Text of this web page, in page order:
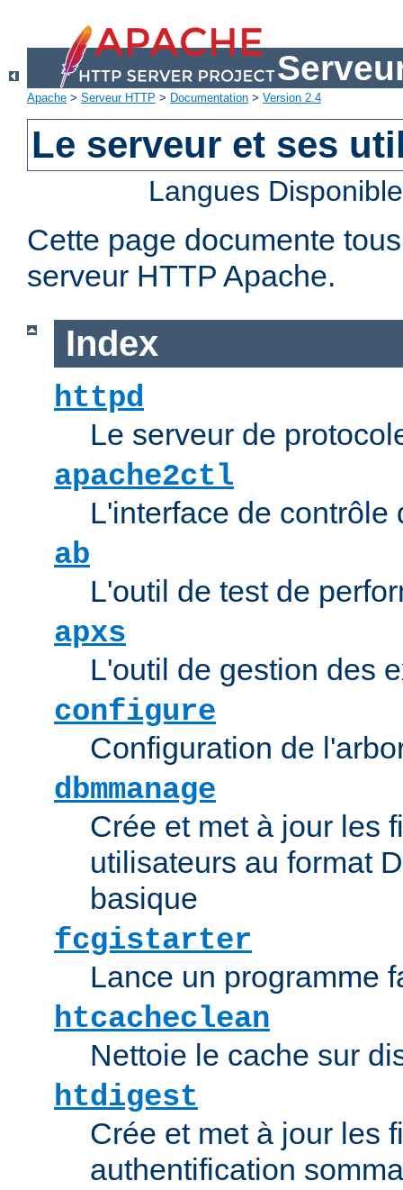
Apache > Serveur HTTP > Documentation > Version 2.4
Le serveur et ses
Langues
Cette page documente
serveur HTTP Apache.
Index
httpd
Le serveur de
apache2ctl
L'interface de contrôle
ab
L'outil de test de
apxs
L'outil de gestion des
configure
Configuration de
dbmmanage
Crée et met à jour les
utilisateurs au format
basique
fcgistarter
Lance un programme
htcacheclean
Nettoie le cache sur
htdigest
Crée et met à jour les
authentification